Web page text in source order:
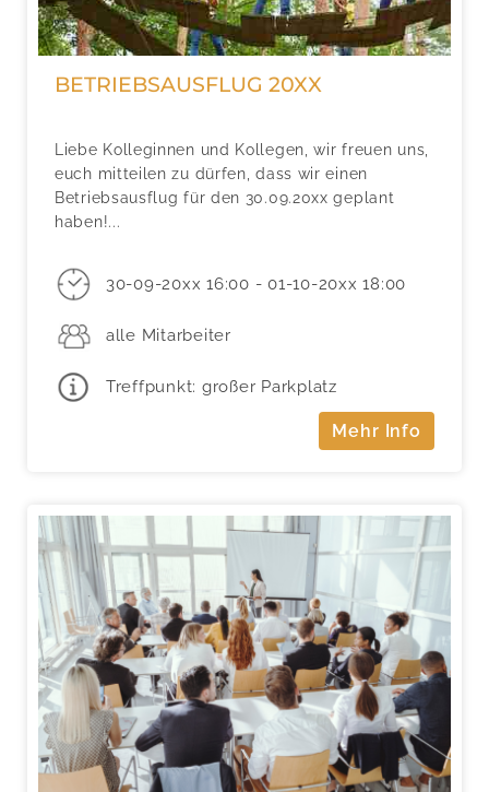
BETRIEBSAUSFLUG 20XX
Liebe Kolleginnen und Kollegen, wir freuen uns,
euch mitteilen zu dürfen, dass wir einen
Betriebsausflug für den 30.09.20xx geplant
haben!...
30-09-20xx 16:00 - 01-10-20xx 18:00
alle Mitarbeiter
Treffpunkt: großer Parkplatz
Mehr Info